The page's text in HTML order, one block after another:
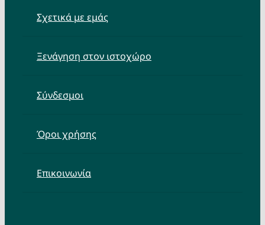
Σχετικά με εμάς
Ξενάγηση στον ιστοχώρο
Σύνδεσμοι
Όροι χρήσης
Επικοινωνία